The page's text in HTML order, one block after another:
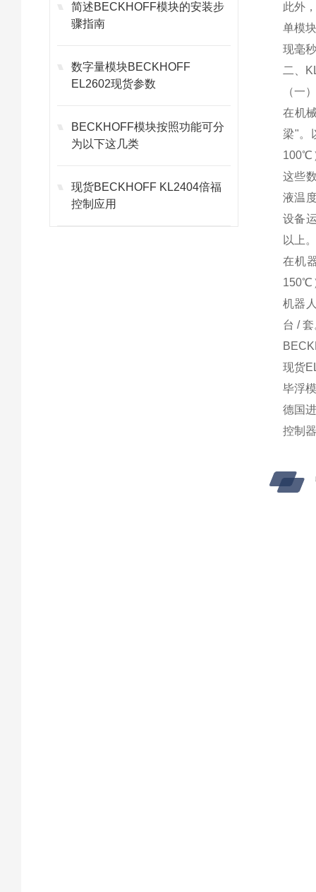
简述BECKHOFF模块的安装步
骤指南
数字量模块BECKHOFF
EL2602现货参数
BECKHOFF模块按照功能可分
为以下这几类
现货BECKHOFF KL2404倍福
控制应用
此外
单模
现毫
二、
（一
在机
梁"。
100℃
这些
液温
设备
以上
在机
150℃
机器
台 /
现货
毕浮
德国
控制